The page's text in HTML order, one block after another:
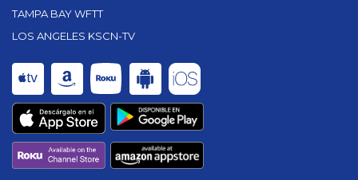
TAMPA BAY WFTT
LOS ANGELES KSCN-TV